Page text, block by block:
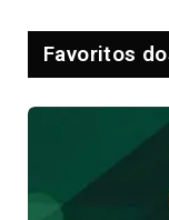
Favoritos